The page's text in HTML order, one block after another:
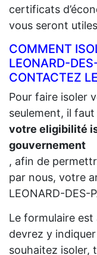
certificats
vous seront
COMMENT
LEONARD-
CONTACTEZ
Pour faire isoler
seulement, il
votre eligibilité
gouvernement
, afin de
par nous, votre
LEONARD-DES-
Le formulaire est
devrez y
souhaitez isoler,